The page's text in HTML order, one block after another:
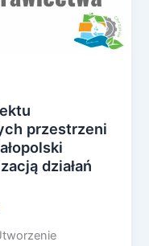
przestrzeni
działań